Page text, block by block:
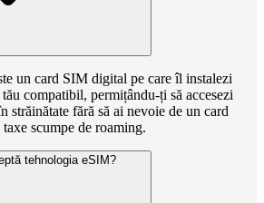
un card SIM digital pe care îl instalezi
compatibil, permițându-ți să accesezi
străinătate fără să ai nevoie de un card
scumpe de roaming.
tehnologia eSIM?